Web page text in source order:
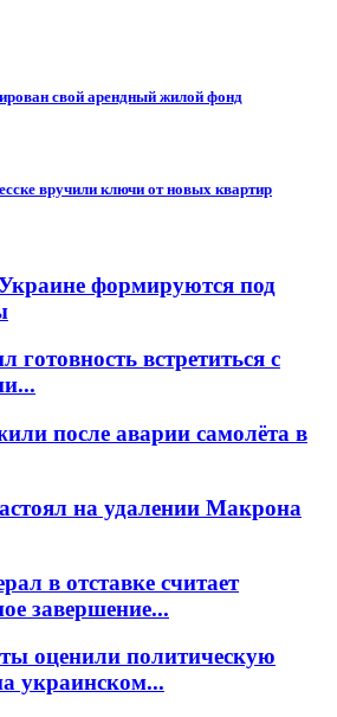
свой арендный жилой фонд
вручили ключи от новых квартир
формируются под
готовность встретиться с
после аварии самолёта в
на удалении Макрона
в отставке считает
завершение...
оценили политическую
украинском...